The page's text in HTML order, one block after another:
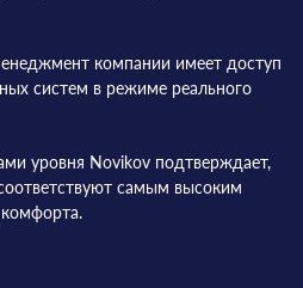
компании имеет доступ
систем в режиме реального
уровня Novikov подтверждает,
самым высоким